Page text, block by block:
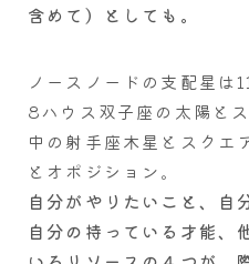
含めて）としても。
ノースノードの支配星は
8ハウス双子座の太陽と
中の射手座木星とスクエ
とオポジション。
自分がやりたいこと、自
自分の持っている才能、